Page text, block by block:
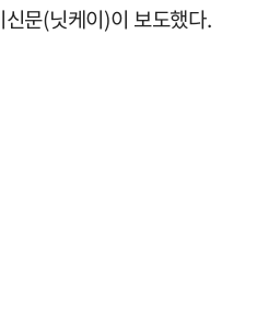
문(닛케이)이 보도했다.